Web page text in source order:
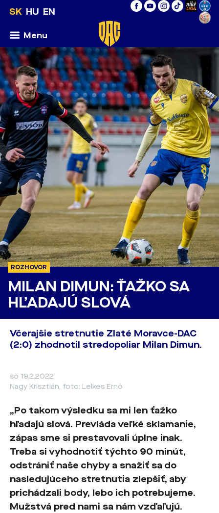
SK HU EN
Menu
ROZHOVOR
MILAN DIMUN: ŤAŽKO SA
HĽADAJÚ SLOVÁ
Včerajšie stretnutie Zlaté Moravce-DAC
(2:0) zhodnotil stredopoliar Milan Dimun.
so 19.2.2022
Nagy Krisztián, foto: Lelkes Ernő
„Po takom výsledku sa mi len ťažko
hľadajú slová. Prevláda veľké sklamanie,
zápas sme si prestavovali úplne inak.
Treba si vyhodnotiť týchto 90 minút,
odstrániť naše chyby a snažiť sa do
nasledujúceho stretnutia zlepšiť, aby
prichádzali body, lebo ich potrebujeme.
Mužstvá pred nami sa nám vzďaľujú.